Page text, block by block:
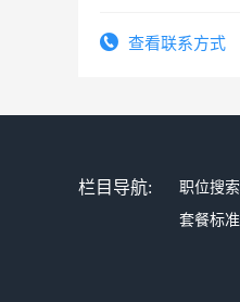
查看联系方式
栏目导航: 职位搜索
套餐标准